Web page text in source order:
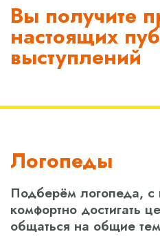
Вы получите
настоящих
выступлений
Логопеды
Подберём логопеда, с
комфортно достигать
общаться на общие